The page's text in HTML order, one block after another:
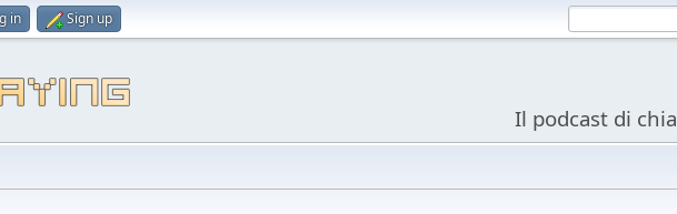
in Sign up
Il podcast di